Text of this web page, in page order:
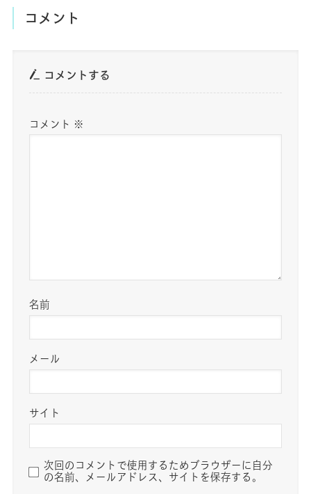
コメント
コメントする
コメント ※
名前
メール
サイト
次回のコメントで使用するためブラウザーに自分
の名前、メールアドレス、サイトを保存する。